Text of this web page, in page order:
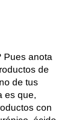
Pues anota
de
de tus
es que,
con